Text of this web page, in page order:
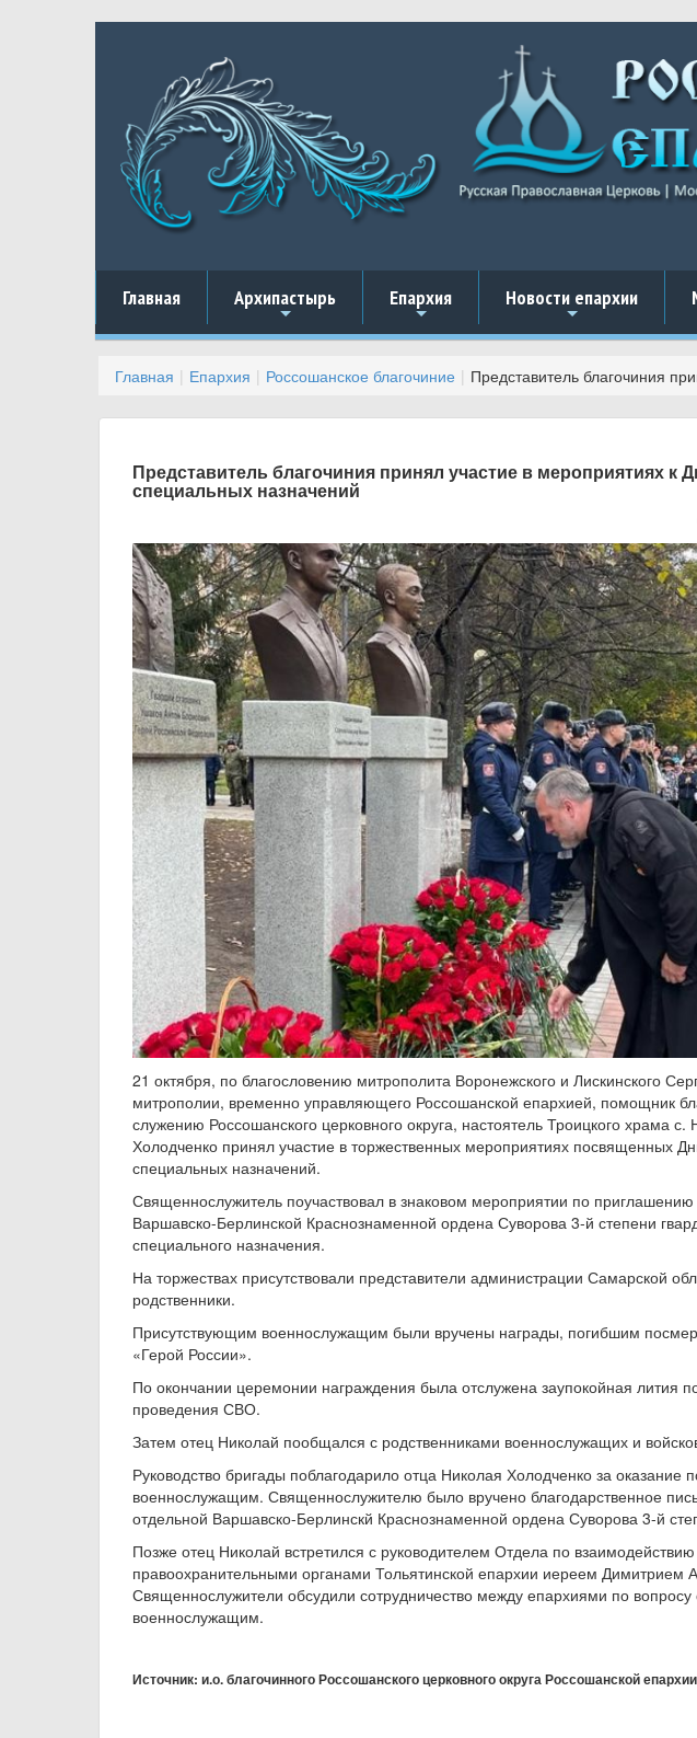
Главная
+
Архипастырь
+
Епархия
+
Новости епархии
Главная Епархия Россошанское благочиние Представитель благочиния
Представитель благочиния принял участие в мероприятиях к
специальных назначений
21 октября, по благословению митрополита Воронежского и Лискинского
митрополии, временно управляющего Россошанской епархией, помощник
служению Россошанского церковного округа, настоятель Троицкого храма
Холодченко принял участие в торжественных мероприятиях посвященных
специальных назначений.
Священнослужитель поучаствовал в знаковом мероприятии по
Варшавско-Берлинской Краснознаменной ордена Суворова 3-й степени
специального назначения.
На торжествах присутствовали представители администрации Самарской
родственники.
Присутствующим военнослужащим были вручены награды, погибшим
«Герой России».
По окончании церемонии награждения была отслужена заупокойная лития
проведения СВО.
Затем отец Николай пообщался с родственниками военнослужащих и
Руководство бригады поблагодарило отца Николая Холодченко за оказание
военнослужащим. Священнослужителю было вручено благодарственное
отдельной Варшавско-Берлинскй Краснознаменной ордена Суворова 3-й
Позже отец Николай встретился с руководителем Отдела по
правоохранительными органами Тольятинской епархии иереем Димитрием
Священнослужители обсудили сотрудничество между епархиями по
военнослужащим.
Источник: и.о. благочинного Россошанского церковного округа Россошанской